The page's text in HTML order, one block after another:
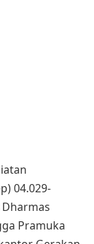
04.029-
Pramuka